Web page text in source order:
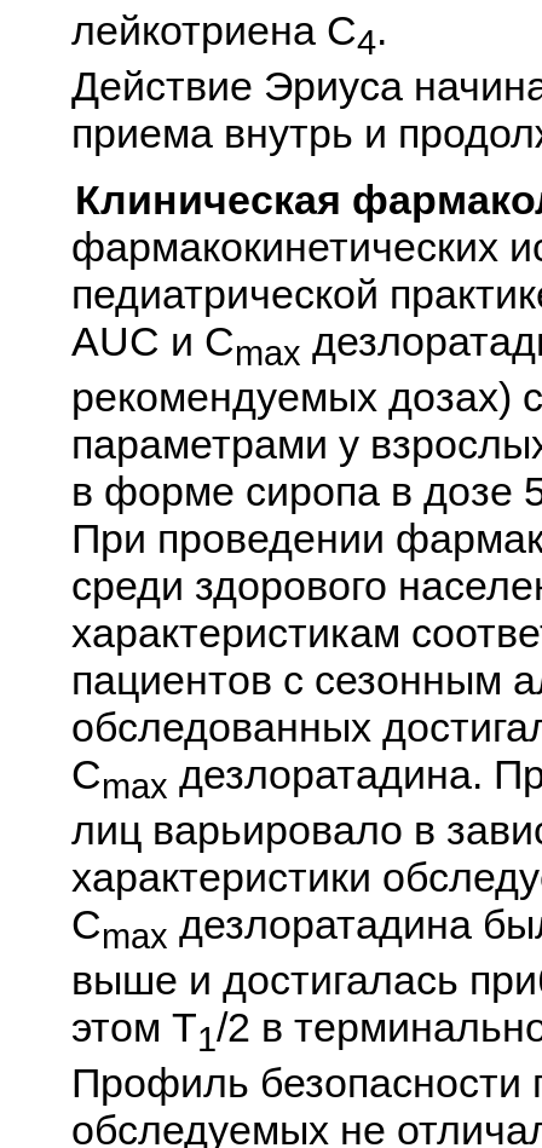
лейкотриена C4.
Действие Эриуса
приема внутрь и
Клиническая
фармакокинетических
педиатрической
AUC и Cmax
рекомендуемых дозах)
параметрами у
в форме сиропа в дозе
При проведении
среди здорового
характеристикам
пациентов с сезонным
обследованных
Cmax дезлоратадина.
лиц варьировало в
характеристики
Cmax дезлоратадина
выше и достигалась
этом T1/2 в
Профиль безопасности
обследуемых не